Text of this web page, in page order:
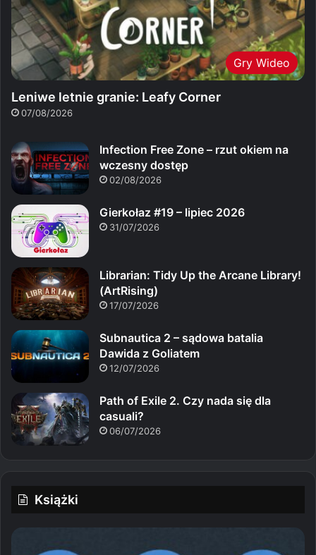
Gry Wideo
Leniwe letnie granie: Leafy Corner
07/08/2026
Infection Free Zone – rzut okiem na
wczesny dostęp
02/08/2026
Gierkołaz #19 – lipiec 2026
31/07/2026
Librarian: Tidy Up the Arcane Library!
(ArtRising)
17/07/2026
Subnautica 2 – sądowa batalia
Dawida z Goliatem
12/07/2026
Path of Exile 2. Czy nada się dla
casuali?
06/07/2026
Książki